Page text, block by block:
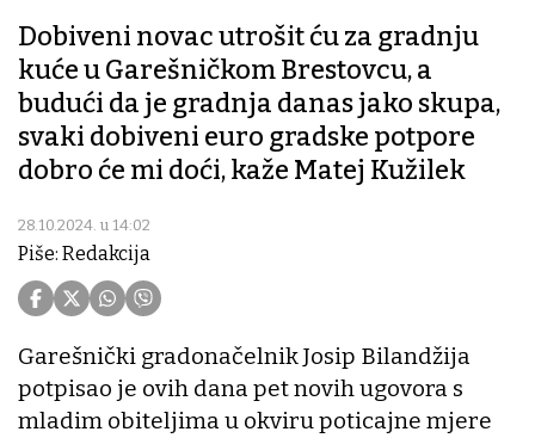
Dobiveni novac utrošit ću za gradnju
kuće u Garešničkom Brestovcu, a
budući da je gradnja danas jako skupa,
svaki dobiveni euro gradske potpore
dobro će mi doći, kaže Matej Kužilek
28.10.2024. u 14:02
Piše: Redakcija
Garešnički gradonačelnik Josip Bilandžija
potpisao je ovih dana pet novih ugovora s
mladim obiteljima u okviru poticajne mjere